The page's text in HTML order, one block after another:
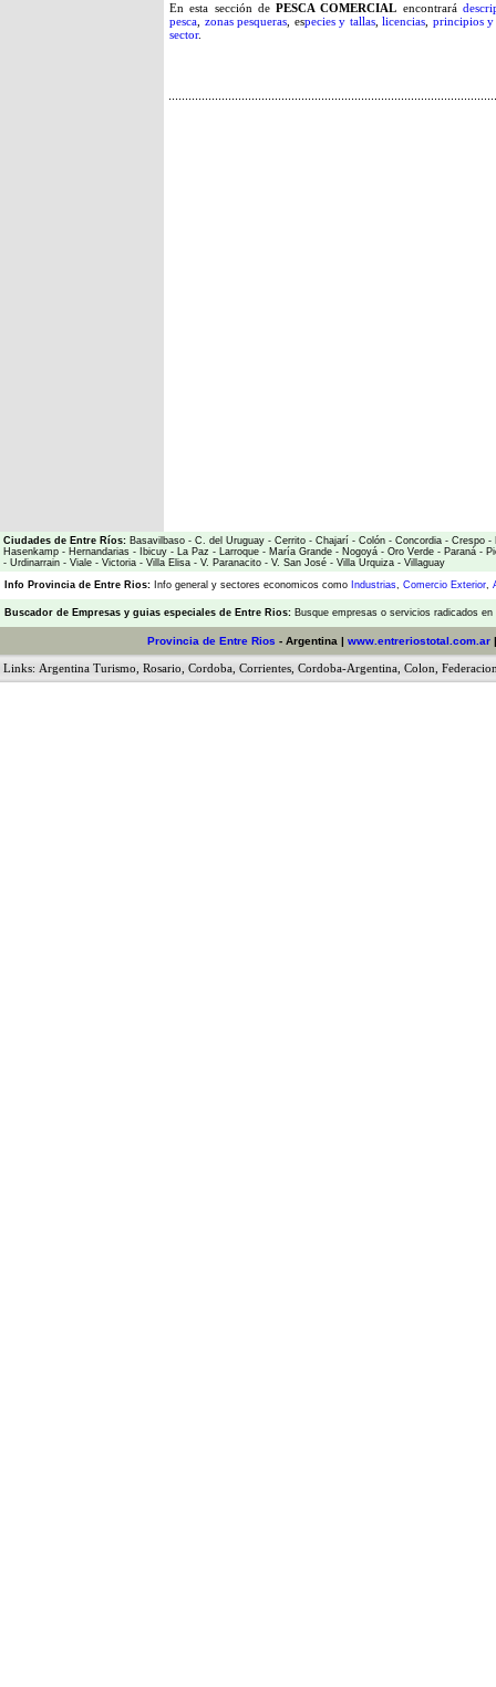
En esta sección de PESCA COMERCIAL encontrará
pesca zonas pesqueras , especies y tallas,licencias principios y
sector.
Ciudades de Entre Ríos: Basavilbaso - C. del Uruguay - Cerrito - Chajarí - Colón - Concordia - Crespo -
Hasenkamp - Hernandarias - Ibicuy - La Paz - Larroque - María Grande - Nogoyá - Oro Verde - Paraná -
- Urdinarrain - Viale - Victoria - Villa Elisa - V. Paranacito - V. San José - Villa Urquiza - Villaguay
Info Provincia de Entre Rios: Info general y sectores economicos como Industrias, Comercio Exterior,
Buscador de Empresas y guias especiales de Entre Rios: Busque empresas o servicios radicados
Provincia de Entre Rios - Argentina | www.entreriostotal.com.ar
Links: Argentina Turismo Rosario Cordoba Corrientes Cordoba-Argentina Colon